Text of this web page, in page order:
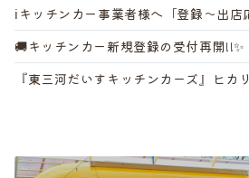
ℹ️キッチンカー事業者様へ「登録～出店
🚚キッチンカー新規登録の受付再開!!✨
『東三河だいすキッチンカーズ』ヒカ